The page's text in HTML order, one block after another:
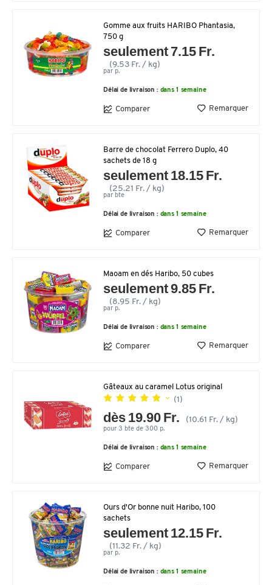
Gomme aux fruits HARIBO Phantasia,
750 g
seulement 7.15 Fr.
(9.53 Fr. / kg)
par p.
Délai de livraison : dans 1 semaine
Comparer Remarquer
Barre de chocolat Ferrero Duplo, 40
sachets de 18 g
seulement 18.15 Fr.
(25.21 Fr. / kg)
par bte
Délai de livraison : dans 1 semaine
Comparer Remarquer
Maoam en dés Haribo, 50 cubes
seulement 9.85 Fr.
(8.95 Fr. / kg)
par p.
Délai de livraison : dans 1 semaine
Comparer Remarquer
Gâteaux au caramel Lotus original
(1)
dès 19.90 Fr. (10.61 Fr. / kg)
pour 3 bte de 300 p.
Délai de livraison : dans 1 semaine
Comparer Remarquer
Ours d'Or bonne nuit Haribo, 100
sachets
seulement 12.15 Fr.
(11.32 Fr. / kg)
par p.
Délai de livraison : dans 1 semaine